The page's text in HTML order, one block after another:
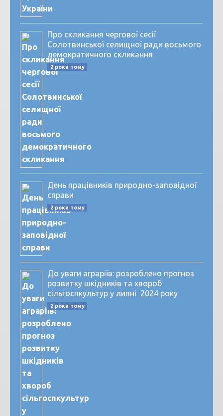
Про скликання чергової сесії
Солотвинської селищної ради восьмого
демократичного скликання
2 роки тому
День працівників природно-заповідної
справи
2 роки тому
До уваги аграріїв: розроблено прогноз
розвитку шкідників та хвороб
сільгоспкультур у липні 2024 року
2 роки тому